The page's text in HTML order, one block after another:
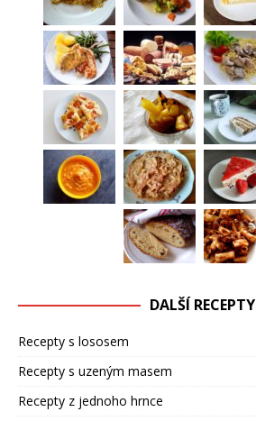
DALŠÍ RECEPTY
Recepty s lososem
Recepty s uzeným masem
Recepty z jednoho hrnce